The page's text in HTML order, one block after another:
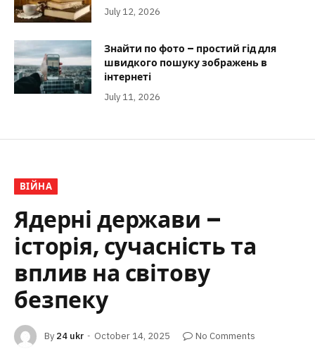
July 12, 2026
Знайти по фото – простий гід для
швидкого пошуку зображень в
інтернеті
July 11, 2026
ВІЙНА
Ядерні держави –
історія, сучасність та
вплив на світову
безпеку
By 24 ukr October 14, 2025
No Comments